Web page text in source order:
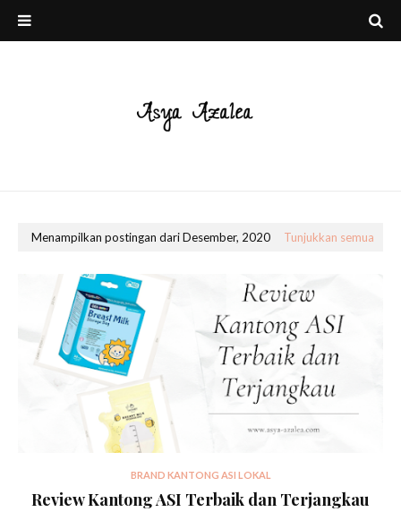
Menampilkan postingan dari Desember, 2020 Tunjukkan semua
BRAND KANTONG ASI LOKAL
Review Kantong ASI Terbaik dan Terjangkau